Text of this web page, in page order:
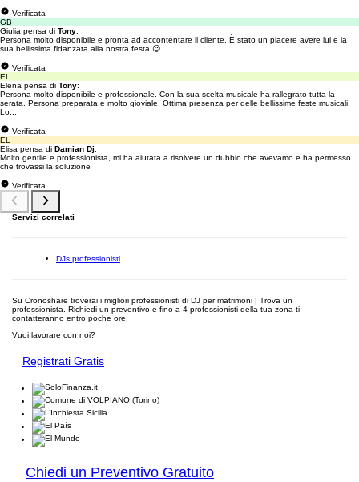
Verificata
GB
Giulia pensa di Tony:
Persona molto disponibile e pronta ad accontentare il cliente. È stato un piacere avere lui e la
sua bellissima fidanzata alla nostra festa 😍
Verificata
EL
Elena pensa di Tony:
Persona molto disponibile e professionale. Con la sua scelta musicale ha rallegrato tutta la
serata. Persona preparata e molto gioviale. Ottima presenza per delle bellissime feste musicali.
Lo...
Verificata
EL
Elisa pensa di Damian Dj:
Molto gentile e professionista, mi ha aiutata a risolvere un dubbio che avevamo e ha permesso
che trovassi la soluzione
Verificata
Servizi correlati
DJs professionisti
Su Cronoshare troverai i migliori professionisti di DJ per matrimoni | Trova un
professionista. Richiedi un preventivo e fino a 4 professionisti della tua zona ti
contatteranno entro poche ore.
Vuoi lavorare con noi?
Registrati Gratis
Chiedi un Preventivo Gratuito